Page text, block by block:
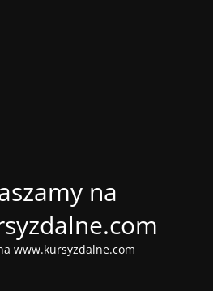
na
www.kursyzdalne.com